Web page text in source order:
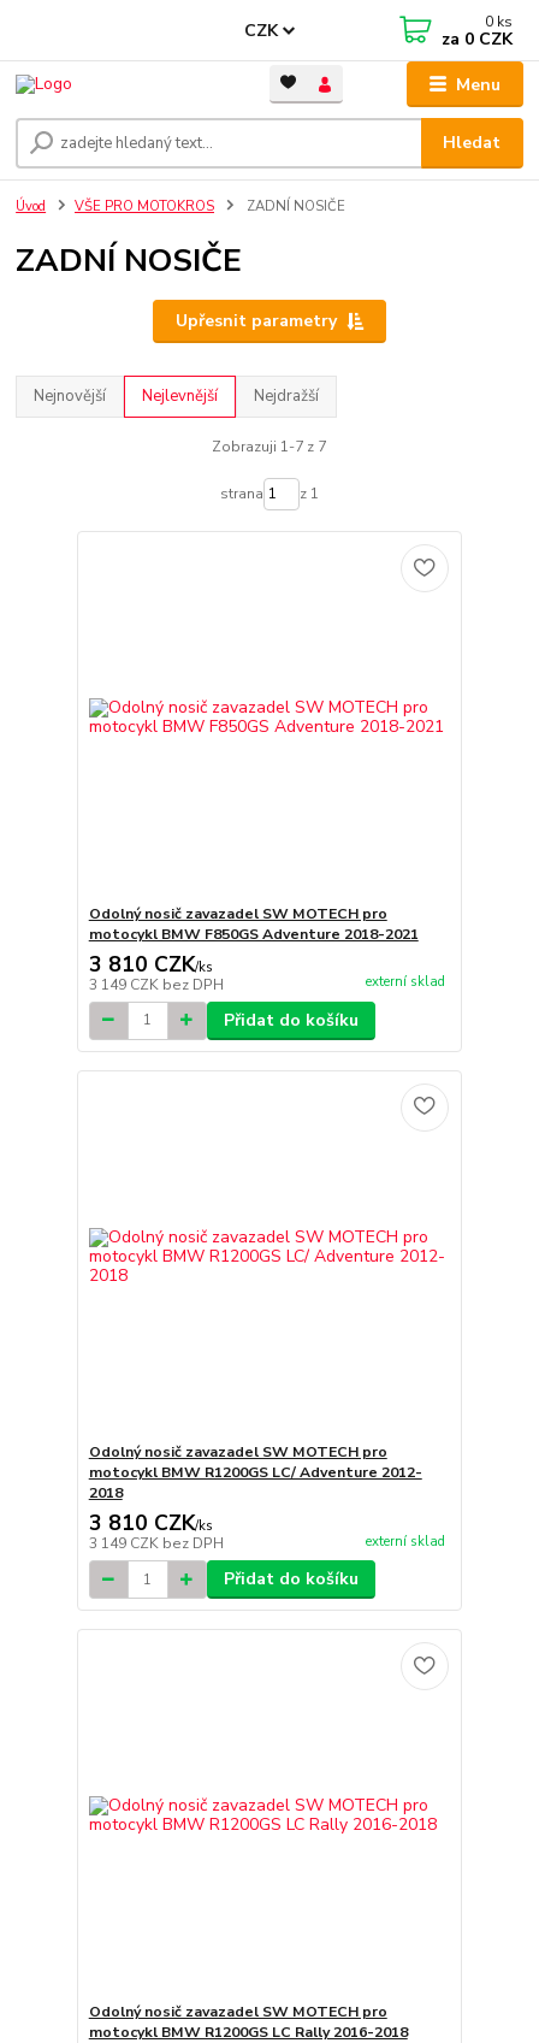
Menu
CZK
Hledat
0 ks
za 0 CZK
Úvod VŠE PRO MOTOKROS ZADNÍ NOSIČE
ZADNÍ NOSIČE
Upřesnit parametry
Nejnovější Nejlevnější Nejdražší
Zobrazuji 1-7 z 7
strana z 1
Odolný nosič zavazadel SW MOTECH pro
motocykl BMW F850GS Adventure 2018-2021
3 810 CZK/ks
3 149 CZK bez DPH externí sklad
Přidat do košíku
Odolný nosič zavazadel SW MOTECH pro
motocykl BMW R1200GS LC/ Adventure 2012-
2018
3 810 CZK/ks
3 149 CZK bez DPH externí sklad
Přidat do košíku
Odolný nosič zavazadel SW MOTECH pro
motocykl BMW R1200GS LC Rally 2016-2018